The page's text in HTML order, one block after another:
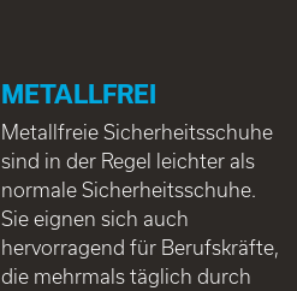
METALLFREI
Metallfreie Sicherheitsschuhe
sind in der Regel leichter als
normale Sicherheitsschuhe.
Sie eignen sich auch
hervorragend für Berufskräfte,
die mehrmals täglich durch